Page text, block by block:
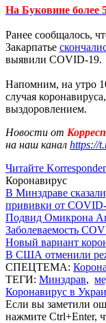
На Буковине более
Ранее сообщалось,
Закарпатье
выявили COVID-19.
Напомним, на утро
случая
выздоровлением.
Новости от
на наш канал https://
Читайте
Коронавирус
В Минздраве
прививки от
Подвид Омикрона
Заболеваемость
Новый вариант
В США отменили
СПЕЦТЕМА:
ТЕГИ: Минздрав,
Коронавирус в
Если вы заметили
нажмите Ctrl+Enter,